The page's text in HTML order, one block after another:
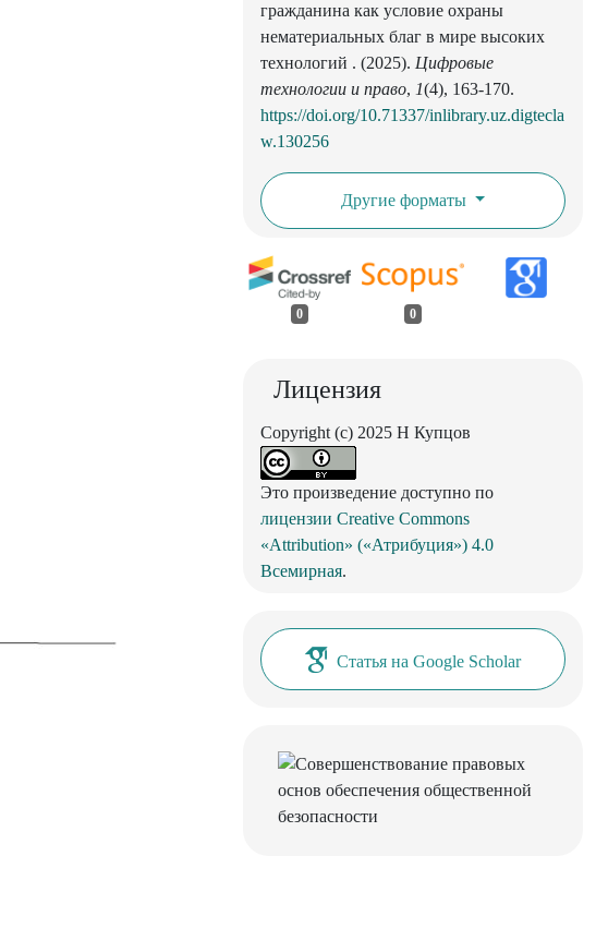
гражданина как условие охраны
нематериальных благ в мире высоких
технологий . (2025). Цифровые
технологии и право, 1(4), 163-170.
https://doi.org/10.71337/inlibrary.uz.digtecla
w.130256
Другие форматы
0 0
Лицензия
Copyright (c) 2025 Н Купцов
Это произведение доступно по
лицензии Creative Commons
«Attribution» («Атрибуция») 4.0
Всемирная.
Статья на Google Scholar